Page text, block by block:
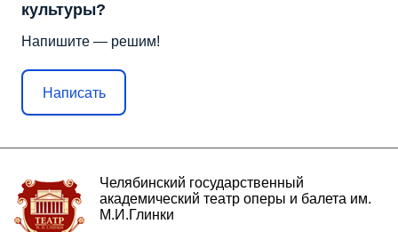
культуры?
Напишите — решим!
Написать
Челябинский государственный
академический театр оперы и балета им.
М.И.Глинки